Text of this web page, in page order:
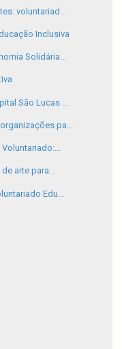
voluntariad...
Inclusiva
Solidária...
São Lucas ...
pa...
arte para...
Edu...